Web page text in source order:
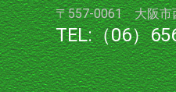
〒557-0061 大阪市
TEL:（06）